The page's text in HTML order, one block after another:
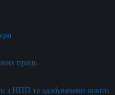
праць
з НПП та здобувачами освіти